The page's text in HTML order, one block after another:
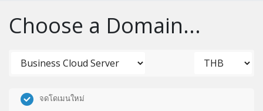
Choose a Domain...
จดโดเมนใหม่